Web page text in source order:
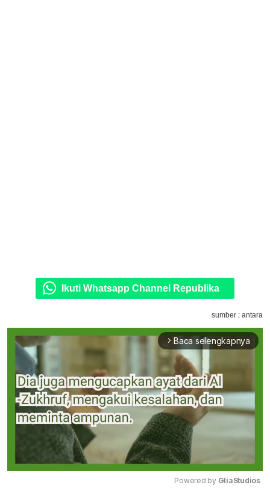
Ikuti Whatsapp Channel Republika
sumber : antara
arrow_forward_ios Baca selengkapnya
Powered by GliaStudios